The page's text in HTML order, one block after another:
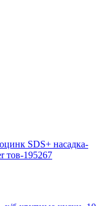
SDS+ насадка-
тов-195267